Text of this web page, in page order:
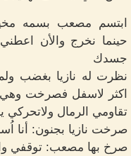
ابتسم مصعب بسمه
حينما نخرج والأن
جسدك
نظرت له نازيا بغضب
اكثر لاسفل فصرخت
تقاومي الرمال
صرخت نازيا بجنون: أنا
صرخ بها مصعب: توقفي